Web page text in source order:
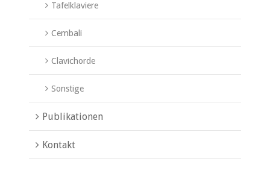
Tafelklaviere
Cembali
Clavichorde
Sonstige
Publikationen
Kontakt